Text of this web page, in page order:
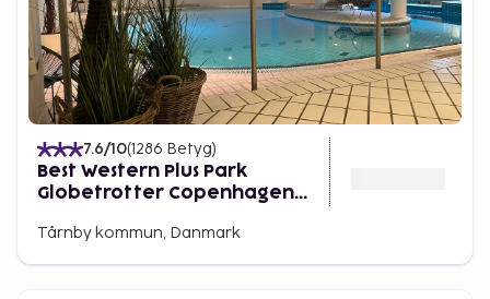
7.6/10(1286 Betyg)
Best Western Plus Park
Globetrotter Copenhagen
Tårnby kommun, Danmark